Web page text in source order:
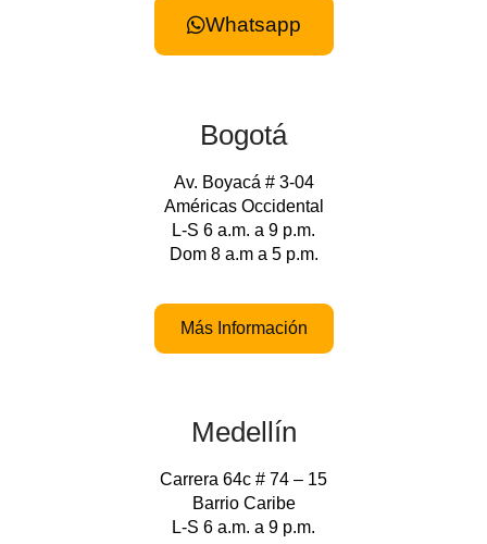
Whatsapp
Bogotá
Av. Boyacá # 3-04
Américas Occidental
L-S 6 a.m. a 9 p.m.
Dom 8 a.m a 5 p.m.
Más Información
Medellín
Carrera 64c # 74 – 15
Barrio Caribe
L-S 6 a.m. a 9 p.m.